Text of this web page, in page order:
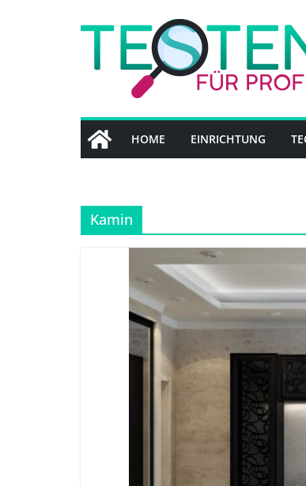
HOME EINRICHTUNG
Kamin